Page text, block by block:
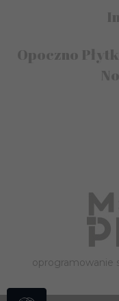
Opoczno
oprogramowanie